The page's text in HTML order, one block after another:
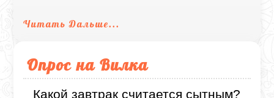
Читать Дальше...
Опрос на Вилка
Какой завтрак считается сытным?